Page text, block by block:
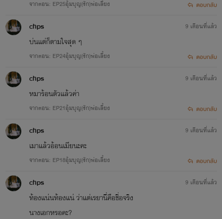
จากตอน: EP25อุ้มบุญ(รัก)พ่อเลี้ยง ตอบกลับ
chps
บ่นแต่ก็ตามใจสุด ๆ
จากตอน: EP24อุ้มบุญ(รัก)พ่อเลี้ยง
9 เดือนที่แล้ว
ตอบกลับ
chps
หมาร้อนตัวแล้วค่า
จากตอน: EP21อุ้มบุญ(รัก)พ่อเลี้ยง
9 เดือนที่แล้ว
ตอบกลับ
chps
เมาแล้วอ้อนเมียนะคะ
จากตอน: EP18อุ้มบุญ(รัก)พ่อเลี้ยง
9 เดือนที่แล้ว
ตอบกลับ
chps
ท้องแน่นท้องแน่ ว่าแต่เรยานี่คือชื่อจริง
นางเอกหรอคะ?
9 เดือนที่แล้ว